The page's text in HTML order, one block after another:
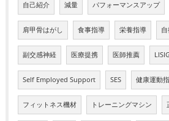
自己紹介 減量 パフォーマンスアップ
肩甲骨はがし 食事指導 栄養指導
副交感神経 医療提携 医師推薦
Self Employed Support SES 健康運動
フィットネス機材 トレーニングマシン